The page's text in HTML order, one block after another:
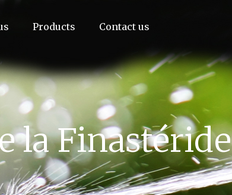
Products Contact us
la Finastéride